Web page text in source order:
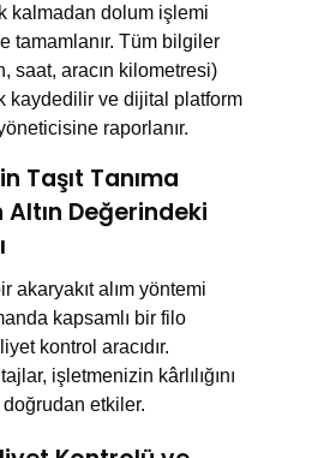
kalmadan dolum işlemi
tamamlanır. Tüm bilgiler
saat, aracın kilometresi)
kaydedilir ve dijital platform
raporlanır.
Taşıt Tanıma
Altın Değerindeki
akaryakıt alım yöntemi
kapsamlı bir filo
kontrol aracıdır.
işletmenizin kârlılığını
etkiler.